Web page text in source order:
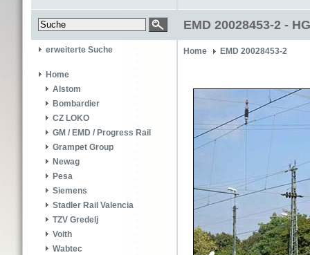
EMD 20028453-2 -
erweiterte Suche
Home
Alstom
Bombardier
CZ LOKO
GM / EMD / Progress Rail
Grampet Group
Newag
Pesa
Siemens
Stadler Rail Valencia
TZV Gredelj
Voith
Wabtec
Home EMD 20028453-2